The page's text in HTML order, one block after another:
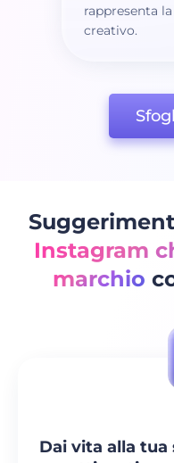
rappresenta
creativo.
Instagram
marchio
Dai vita alla